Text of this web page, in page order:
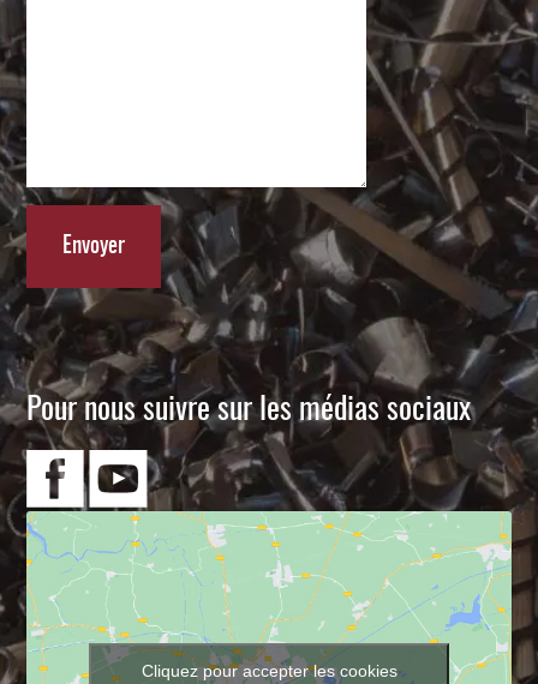
Pour nous suivre sur les médias sociaux
Cliquez pour accepter les cookies